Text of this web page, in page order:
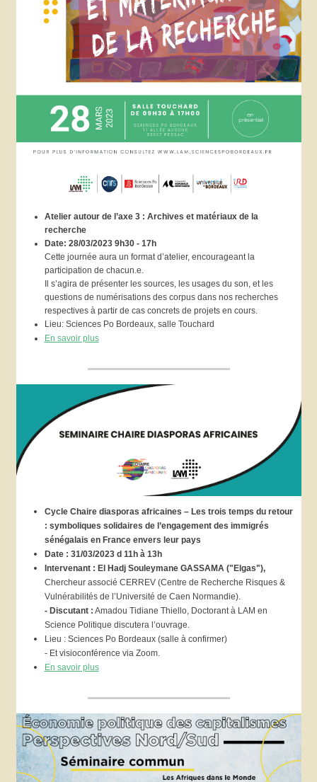
Atelier autour de l’axe 3 : Archives et matériaux de la
recherche
Date: 28/03/2023 9h30 - 17h
Cette journée aura un format d’atelier, encourageant la
participation de chacun.e.
Il s’agira de présenter les sources, les usages du son, et les
questions de numérisations des corpus dans nos recherches
respectives à partir de cas concrets de projets en cours.
Lieu: Sciences Po Bordeaux, salle Touchard
En savoir plus
Cycle Chaire diasporas africaines – Les trois temps du retour
: symboliques solidaires de l’engagement des immigrés
sénégalais en France envers leur pays
Date : 31/03/2023 d 11h à 13h
Intervenant : El Hadj Souleymane GASSAMA ("Elgas"),
Chercheur associé CERREV (Centre de Recherche Risques &
Vulnérabilités de l’Université de Caen Normandie).
- Discutant : Amadou Tidiane Thiello, Doctorant à LAM en
Science Politique discutera l’ouvrage.
Lieu : Sciences Po Bordeaux (salle à confirmer)
- Et visioconférence via Zoom.
En savoir plus